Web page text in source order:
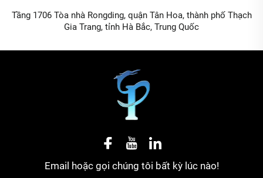
Tầng 1706 Tòa nhà Rongding, quận Tân Hoa, thành phố Thạch
Gia Trang, tỉnh Hà Bắc, Trung Quốc
Email hoặc gọi chúng tôi bất kỳ lúc nào!